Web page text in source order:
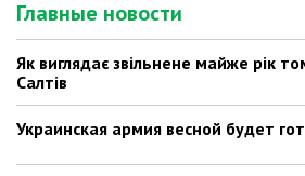
Главные новости
Як виглядає звільнене майже рік
Салтів
Украинская армия весной будет